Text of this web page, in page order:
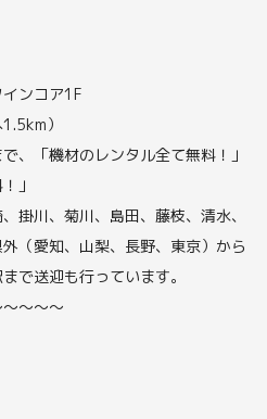
ンコア1F
）
、「機材のレンタル全て無料！」
」
掛川、菊川、島田、藤枝、清水、
（愛知、山梨、長野、東京）から
で送迎も行っています。
〜〜〜